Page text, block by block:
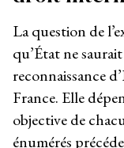
La question de
qu’État ne
reconnaissance
France. Elle
objective de
énumérés